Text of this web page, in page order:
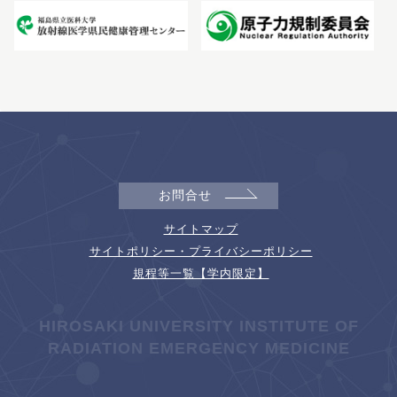
お問合せ
サイトマップ
サイトポリシー・プライバシーポリシー
規程等一覧【学内限定】
HIROSAKI UNIVERSITY INSTITUTE OF
RADIATION EMERGENCY MEDICINE